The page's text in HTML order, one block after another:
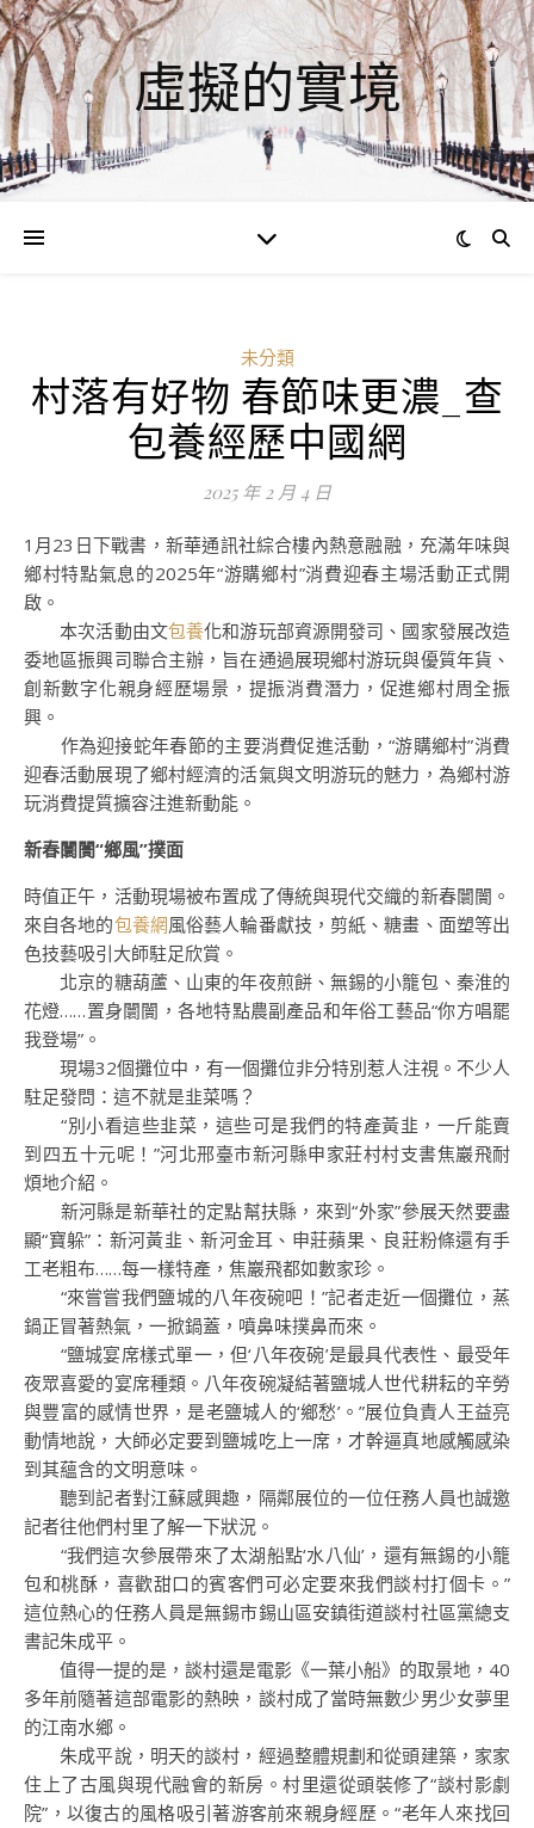
虛擬的實境
未分類
村落有好物 春節味更濃_查
包養經歷中國網
2025 年 2 月 4 日
1月23日下戰書，新華通訊社綜合樓內熱意融融，充滿年味與
鄉村特點氣息的2025年“游購鄉村”消費迎春主場活動正式開
啟。
本次活動由文包養化和游玩部資源開發司、國家發展改造
委地區振興司聯合主辦，旨在通過展現鄉村游玩與優質年貨、
創新數字化親身經歷場景，提振消費潛力，促進鄉村周全振
興。
作為迎接蛇年春節的主要消費促進活動，“游購鄉村”消費
迎春活動展現了鄉村經濟的活氣與文明游玩的魅力，為鄉村游
玩消費提質擴容注進新動能。
新春闤闠“鄉風”撲面
時值正午，活動現場被布置成了傳統與現代交織的新春闤闠。
來自各地的包養網風俗藝人輪番獻技，剪紙、糖畫、面塑等出
色技藝吸引大師駐足欣賞。
北京的糖葫蘆、山東的年夜煎餅、無錫的小籠包、秦淮的
花燈……置身闤闠，各地特點農副產品和年俗工藝品“你方唱罷
我登場”。
現場32個攤位中，有一個攤位非分特別惹人注視。不少人
駐足發問：這不就是韭菜嗎？
“別小看這些韭菜，這些可是我們的特產黃韭，一斤能賣
到四五十元呢！”河北邢臺市新河縣申家莊村村支書焦巖飛耐
煩地介紹。
新河縣是新華社的定點幫扶縣，來到“外家”參展天然要盡
顯“寶躲”：新河黃韭、新河金耳、申莊蘋果、良莊粉條還有手
工老粗布……每一樣特產，焦巖飛都如數家珍。
“來嘗嘗我們鹽城的八年夜碗吧！”記者走近一個攤位，蒸
鍋正冒著熱氣，一掀鍋蓋，噴鼻味撲鼻而來。
“鹽城宴席樣式單一，但‘八年夜碗’是最具代表性、最受年
夜眾喜愛的宴席種類。八年夜碗凝結著鹽城人世代耕耘的辛勞
與豐富的感情世界，是老鹽城人的‘鄉愁’。”展位負責人王益亮
動情地說，大師必定要到鹽城吃上一席，才幹逼真地感觸感染
到其蘊含的文明意味。
聽到記者對江蘇感興趣，隔鄰展位的一位任務人員也誠邀
記者往他們村里了解一下狀況。
“我們這次參展帶來了太湖船點‘水八仙’，還有無錫的小籠
包和桃酥，喜歡甜口的賓客們可必定要來我們談村打個卡。”
這位熱心的任務人員是無錫市錫山區安鎮街道談村社區黨總支
書記朱成平。
值得一提的是，談村還是電影《一葉小船》的取景地，40
多年前隨著這部電影的熱映，談村成了當時無數少男少女夢里
的江南水鄉。
朱成平說，明天的談村，經過整體規劃和從頭建築，家家
住上了古風與現代融會的新房。村里還從頭裝修了“談村影劇
院”，以復古的風格吸引著游客前來親身經歷。“老年人來找回